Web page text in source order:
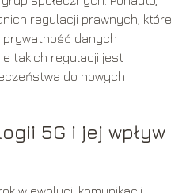
regulacji prawnych, które
prywatność danych
takich regulacji jest
do nowych
5G i jej wpływ